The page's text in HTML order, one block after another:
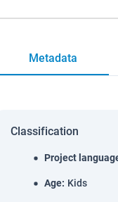
Metadata
Classification
Project
Age: Kids